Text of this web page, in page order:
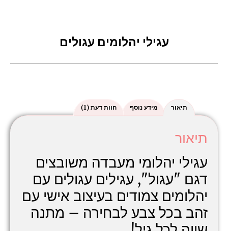
עגילי יהלומים עגולים
תיאור מידע נוסף חוות דעת (1)
תיאור
עגילי יהלומי מעבדה משובצים
דגם "עגול", עגילים עגולים עם
יהלומים צמודים בעיצוב אישי עם
זהב בכל צבע לבחירה – מתנה